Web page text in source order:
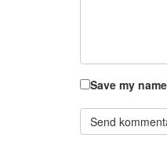
Save my